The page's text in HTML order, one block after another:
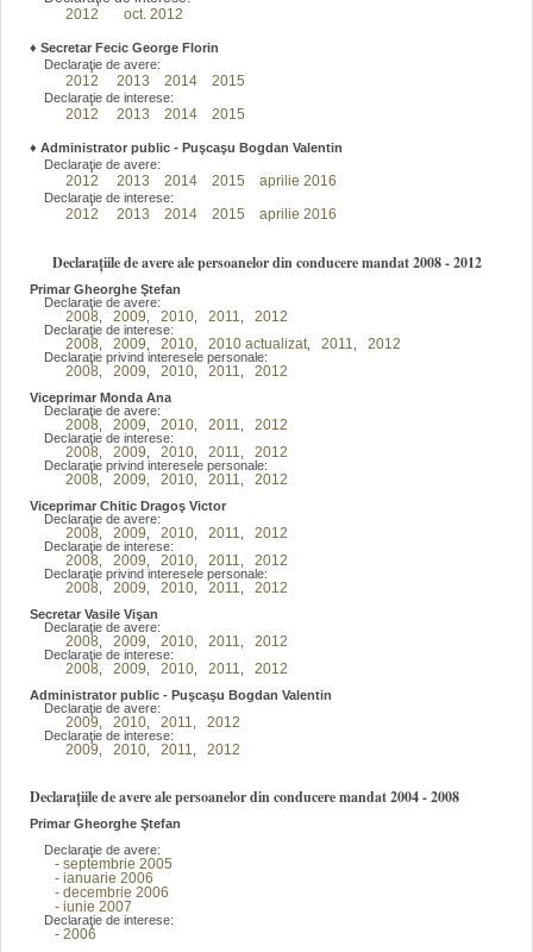
2012
oct. 2012
♦ Secretar Fecic George Florin
Declaraţie de avere:
2012 2013 2014 2015
Declaraţie de interese:
2012 2013 2014 2015
♦ Administrator public - Puşcaşu Bogdan Valentin
Declaraţie de avere:
2012 2013 2014 2015 aprilie 2016
Declaraţie de interese:
2012 2013 2014 2015 aprilie 2016
Declarațiile de avere ale persoanelor din conducere mandat 2008 - 2012
Primar Gheorghe Ştefan
Declaraţie de avere:
2008, 2009, 2010, 2011, 2012
Declaraţie de interese:
2008, 2009, 2010, 2010 actualizat, 2011, 2012
Declaraţie privind interesele personale:
2008, 2009, 2010, 2011, 2012
Viceprimar Monda Ana
Declaraţie de avere:
2008, 2009, 2010, 2011, 2012
Declaraţie de interese:
2008, 2009, 2010, 2011, 2012
Declaraţie privind interesele personale:
2008, 2009, 2010, 2011, 2012
Viceprimar Chitic Dragoş Victor
Declaraţie de avere:
2008, 2009, 2010, 2011, 2012
Declaraţie de interese:
2008, 2009, 2010, 2011, 2012
Declaraţie privind interesele personale:
2008, 2009, 2010, 2011, 2012
Secretar Vasile Vişan
Declaraţie de avere:
2008, 2009, 2010, 2011, 2012
Declaraţie de interese:
2008, 2009, 2010, 2011, 2012
Administrator public - Puşcaşu Bogdan Valentin
Declaraţie de avere:
2009, 2010, 2011, 2012
Declaraţie de interese:
2009, 2010, 2011, 2012
Declarațiile de avere ale persoanelor din conducere mandat 2004 - 2008
Primar Gheorghe Ştefan
Declaraţie de avere:
- septembrie 2005
- ianuarie 2006
- decembrie 2006
- iunie 2007
Declaraţie de interese:
- 2006